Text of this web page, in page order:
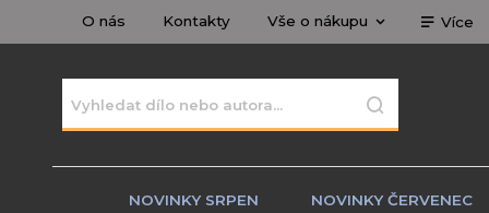
O nás Kontakty Vše o nákupu Více
NOVINKY SRPEN NOVINKY ČERVENEC